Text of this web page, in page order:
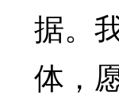
据。
体，